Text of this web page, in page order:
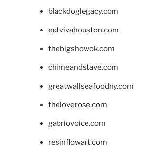
blackdoglegacy.com
eatvivahouston.com
thebigshowok.com
chimeandstave.com
greatwallseafoodny.com
theloverose.com
gabriovoice.com
resinflowart.com